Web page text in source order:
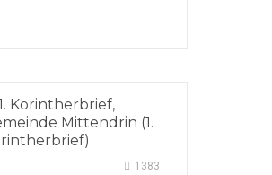
Korintherbrief,
Mittendrin (1.
1383